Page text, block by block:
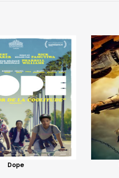
Dope